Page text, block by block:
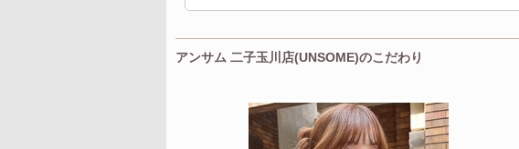
アンサム 二子玉川店(UNSOME)のこだわり